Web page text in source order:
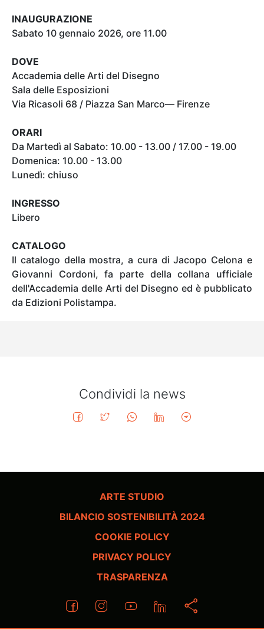
INAUGURAZIONE
Sabato 10 gennaio 2026, ore 11.00
DOVE
Accademia delle Arti del Disegno
Sala delle Esposizioni
Via Ricasoli 68 / Piazza San Marco— Firenze
ORARI
Da Martedì al Sabato: 10.00 - 13.00 / 17.00 - 19.00
Domenica: 10.00 - 13.00
Lunedì: chiuso
INGRESSO
Libero
CATALOGO
Il catalogo della mostra, a cura di Jacopo Celona e
Giovanni Cordoni, fa parte della collana ufficiale
dell'Accademia delle Arti del Disegno ed è pubblicato
da Edizioni Polistampa.
Condividi la news
ARTE STUDIO
BILANCIO SOSTENIBILITÀ 2024
COOKIE POLICY
PRIVACY POLICY
TRASPARENZA